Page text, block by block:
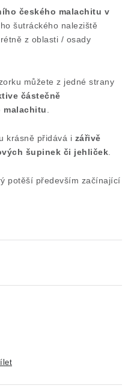
smlouvy
českého malachitu v
šutráckého naleziště
z oblasti / osady
můžete z jedné strany
částečně
malachitu
krásně přidává i zářivě
šupinek či jehliček
potěší především začínající